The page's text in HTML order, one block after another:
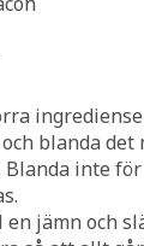
blanda det
inte
jämn och